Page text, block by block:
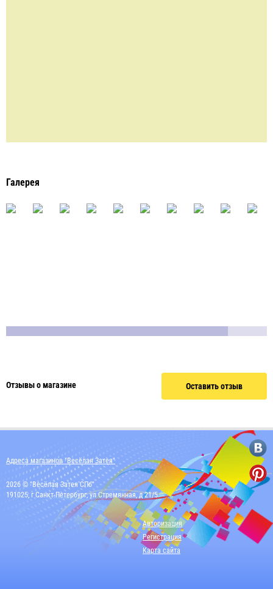
Галерея
Отзывы о магазине Оставить отзыв
Адреса магазинов "Весёлая Затея"
2026 © "Весёлая Затея СПб"
191025, г Санкт-Петербург, ул Стремянная, д 21/5
Авторизация
Регистрация
Карта сайта